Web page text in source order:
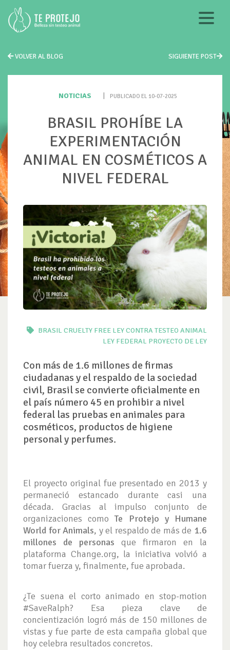
VOLVER AL BLOG SIGUIENTE POST
NOTICIAS PUBLICADO EL 10-07-2025
BRASIL PROHÍBE LA
EXPERIMENTACIÓN
ANIMAL EN COSMÉTICOS A
NIVEL FEDERAL
BRASIL CRUELTY FREE LEY CONTRA TESTEO ANIMAL
LEY FEDERAL PROYECTO DE LEY
Con más de 1.6 millones de firmas
ciudadanas y el respaldo de la sociedad
civil, Brasil se convierte oficialmente en
el país número 45 en prohibir a nivel
federal las pruebas en animales para
cosméticos, productos de higiene
personal y perfumes.
El proyecto original fue presentado en 2013 y
permaneció estancado durante casi una
década. Gracias al impulso conjunto de
organizaciones comoTe Protejo y Humane
World for Animals, y el respaldo de más de 1.6
millones de personas que firmaron en la
plataforma Change.org, la iniciativa volvió a
tomar fuerza y, finalmente, fue aprobada.
¿Te suena el corto animado en stop-motion
#SaveRalph? Esa pieza clave de
concientización logró más de 150 millones de
vistas y fue parte de esta campaña global que
hoy celebra resultados concretos.